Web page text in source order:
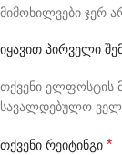
მიმოხილვები ჯერ
იყავით პირველი
თქვენი ელფოსტის
სავალდებულო
თქვენი რეიტინგი *